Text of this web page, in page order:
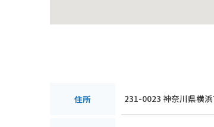
住所 231-0023 神奈川県横